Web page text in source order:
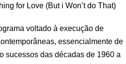
for Love (But i Won’t do That)
voltado à execução de
essencialmente de
sucessos das décadas de 1960 a